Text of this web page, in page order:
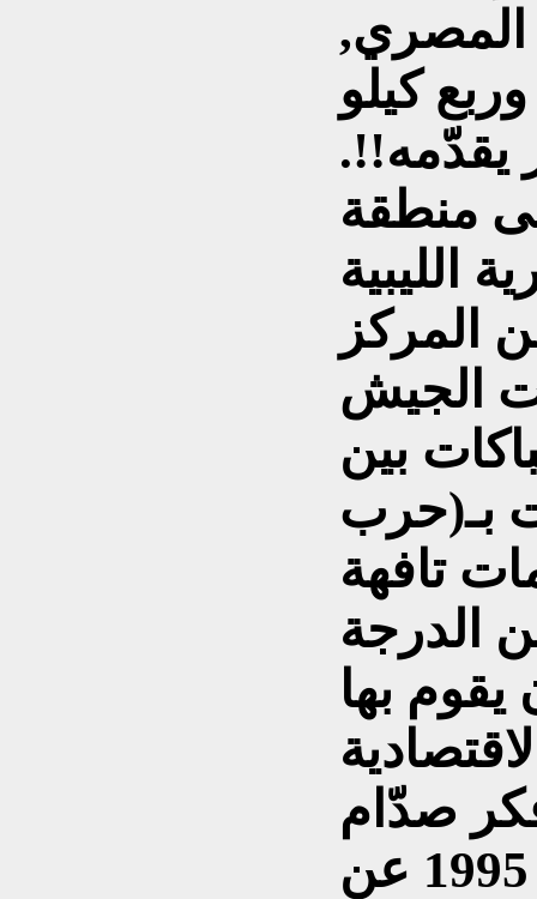
المصري,
وربع كيلو
يقدّمه!!.
منطقة
الليبية
من المركز
الجيش
بين
بـ(حرب
تافهة
الدرجة
صدّام
حسين)والصادر في عام 1995 عن